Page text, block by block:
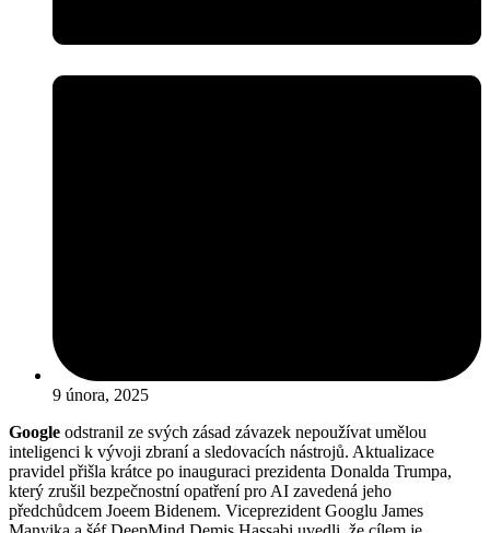
9 února, 2025
Google odstranil ze svých zásad závazek nepoužívat umělou
inteligenci k vývoji zbraní a sledovacích nástrojů. Aktualizace
pravidel přišla krátce po inauguraci prezidenta Donalda Trumpa,
který zrušil bezpečnostní opatření pro AI zavedená jeho
předchůdcem Joeem Bidenem. Viceprezident Googlu James